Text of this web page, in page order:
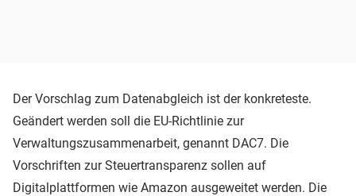
Der Vorschlag zum Datenabgleich ist der konkreteste.
Geändert werden soll die EU-Richtlinie zur
Verwaltungszusammenarbeit, genannt DAC7. Die
Vorschriften zur Steuertransparenz sollen auf
Digitalplattformen wie Amazon ausgeweitet werden. Die